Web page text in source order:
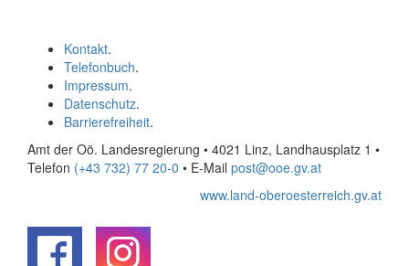
Kontakt.
Telefonbuch.
Impressum.
Datenschutz.
Barrierefreiheit.
Amt der Oö. Landesregierung • 4021 Linz, Landhausplatz 1 •
Telefon (+43 732) 77 20-0 • E-Mail post@ooe.gv.at
www.land-oberoesterreich.gv.at